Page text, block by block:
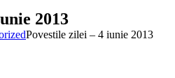
2013
Povestile zilei – 4 iunie 2013